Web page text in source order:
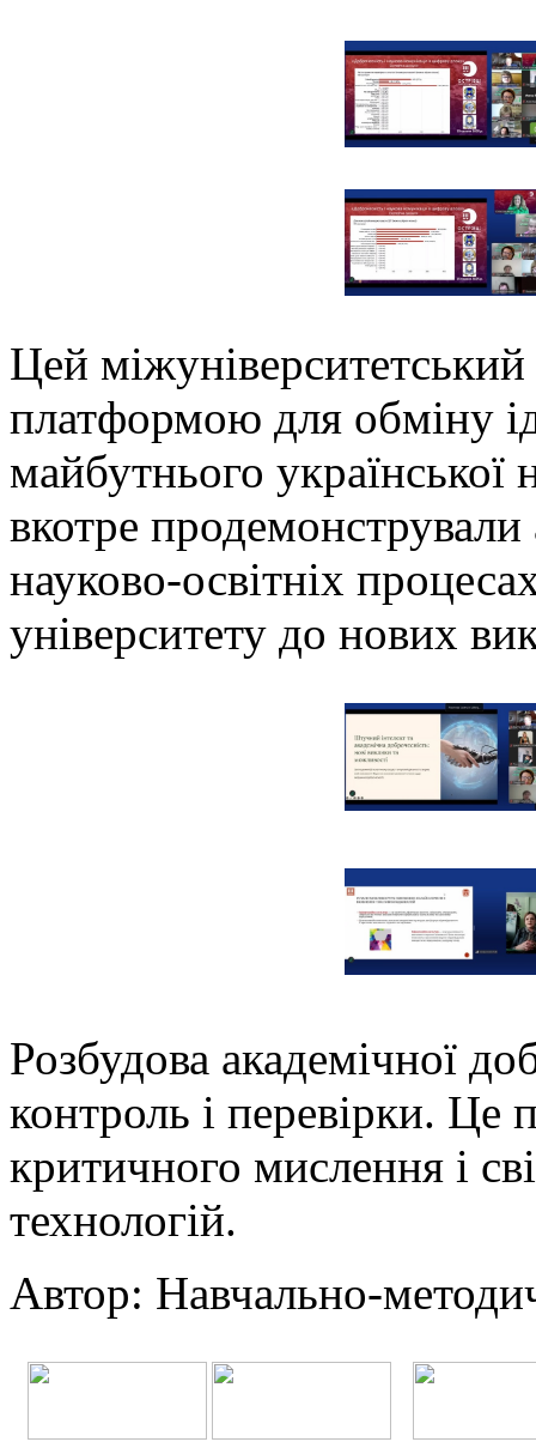
Цей
платформою для обміну
майбутнього
вкотре
науково-освітніх
університету до нових
Розбудова академічної
контроль і перевірки. Це
критичного мислення і
технологій.
Автор: Навчально-